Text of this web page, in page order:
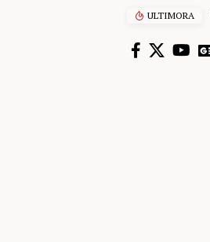
ULTIMORA